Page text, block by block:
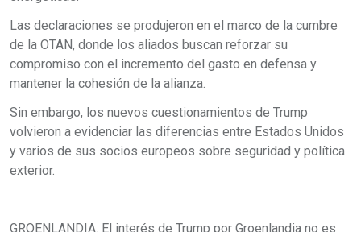
Las declaraciones se produjeron en el marco de la cumbre
de la OTAN, donde los aliados buscan reforzar su
compromiso con el incremento del gasto en defensa y
mantener la cohesión de la alianza.
Sin embargo, los nuevos cuestionamientos de Trump
volvieron a evidenciar las diferencias entre Estados Unidos
y varios de sus socios europeos sobre seguridad y política
exterior.
GROENLANDIA. El interés de Trump por Groenlandia no es